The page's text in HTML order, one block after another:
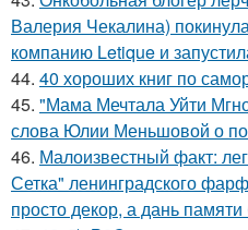
Валерия Чекалина)
компанию Letique и
44. 40 хороших книг по
45. "Мама Мечтала Уйти
слова Юлии Меньшовой о
46. Малоизвестный факт:
Сетка" ленинградского
просто декор, а дань памяти